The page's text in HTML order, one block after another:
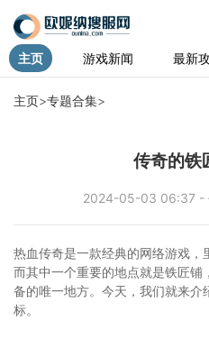
主页 游戏新闻 最新
主页>专题合集>
传奇的铁
2024-05-03 06:37 -
热血传奇是一款经典的网络游戏，
而其中一个重要的地点就是铁匠铺
备的唯一地方。今天，我们就来介
标。